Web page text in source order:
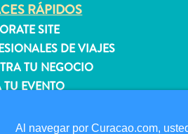
RÁPIDOS
SITE
DE VIAJES
TU NEGOCIO
EVENTO
Al navegar por Curacao.com,